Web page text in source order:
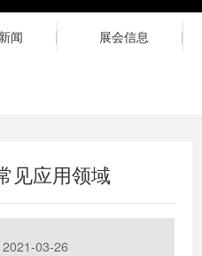
闻 展会信息
见应用领域
03-26